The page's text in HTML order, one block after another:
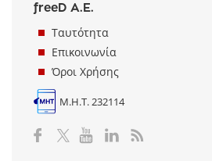
freeD Α.Ε.
Ταυτότητα
Επικοινωνία
Όροι Χρήσης
Μ.Η.Τ. 232114